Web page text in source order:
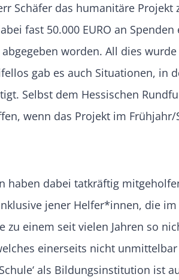
Schäfer das humanitäre
fast 50.000 EURO an
worden. All dies
gab es auch Situationen, in
Selbst dem Hessischen
wenn das Projekt im
haben dabei tatkräftig
jener Helfer*innen, die
zu einem seit vielen Jahren so
einerseits nicht
als Bildungsinstitution ist